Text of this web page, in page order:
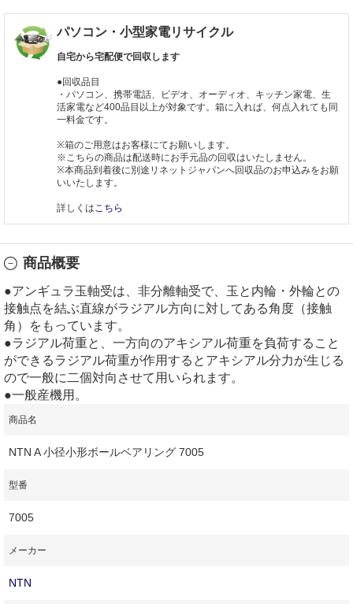
パソコン・小型家電リサイクル
自宅から宅配便で回収します
●回収品目
・パソコン、携帯電話、ビデオ、オーディオ、キッチン家電、生
活家電など400品目以上が対象です。箱に入れば、何点入れても同
一料金です。
※箱のご用意はお客様にてお願いします。
※こちらの商品は配送時にお手元品の回収はいたしません。
※本商品到着後に別途リネットジャパンへ回収品のお申込みをお願
いいたします。
詳しくは こちら
商品概要
●アンギュラ玉軸受は、非分離軸受で、玉と内輪・外輪との
接触点を結ぶ直線がラジアル方向に対してある角度（接触
角）をもっています。
●ラジアル荷重と、一方向のアキシアル荷重を負荷すること
ができるラジアル荷重が作用するとアキシアル分力が生じる
ので一般に二個対向させて用いられます。
●一般産機用。
商品名
NTN A 小径小形ボールベアリング 7005
型番
7005
メーカー
NTN